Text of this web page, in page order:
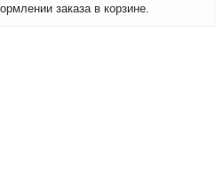
заказа в корзине.